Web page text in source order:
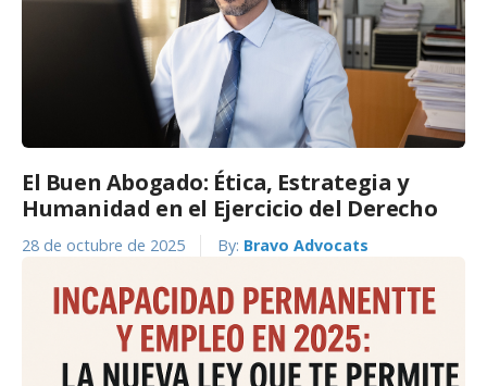
El Buen Abogado: Ética, Estrategia y
Humanidad en el Ejercicio del Derecho
28 de octubre de 2025 By: Bravo Advocats